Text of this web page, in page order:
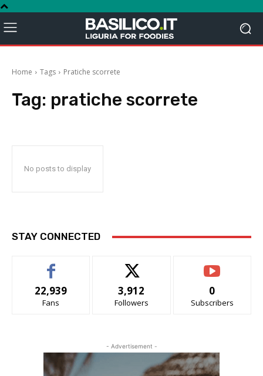
Home Tags Pratiche scorrete
Tag: pratiche scorrete
No posts to display
STAY CONNECTED
22,939
Fans
3,912
Followers
0
Subscribers
- Advertisement -